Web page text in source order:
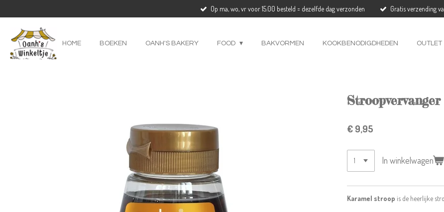
direct
de
hoofdinhoud
Op ma, wo, vr voor 15.00 besteld = dezelfde dag verzonden Gratis verzending
HOME BOEKEN OANH'S BAKERY FOOD BAKVORMEN KOOKBENODIGDHEDEN OUTLET
€ 9,95
In winkelwagen
Karamel stroop is de heerlijke